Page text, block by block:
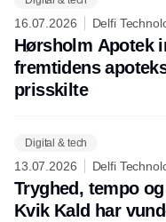
16.07.2026 Delfi
Hørsholm Apotek
fremtidens
prisskilte
Digital & tech
13.07.2026 Delfi
Tryghed, tempo
Kvik Kald har